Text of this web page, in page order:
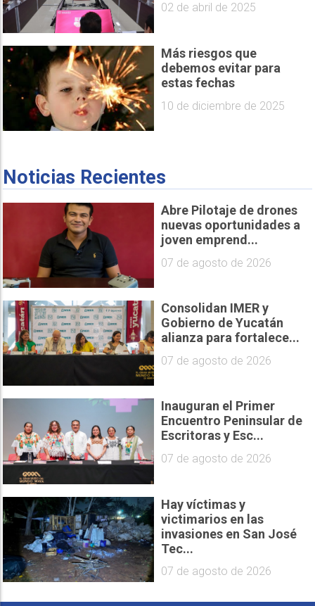
02 de abril de 2025
Más riesgos que
debemos evitar para
estas fechas
10 de diciembre de 2025
Noticias Recientes
Abre Pilotaje de drones
nuevas oportunidades a
joven emprend...
07 de agosto de 2026
Consolidan IMER y
Gobierno de Yucatán
alianza para fortalece...
07 de agosto de 2026
Inauguran el Primer
Encuentro Peninsular de
Escritoras y Esc...
07 de agosto de 2026
Hay víctimas y
victimarios en las
invasiones en San José
Tec...
07 de agosto de 2026